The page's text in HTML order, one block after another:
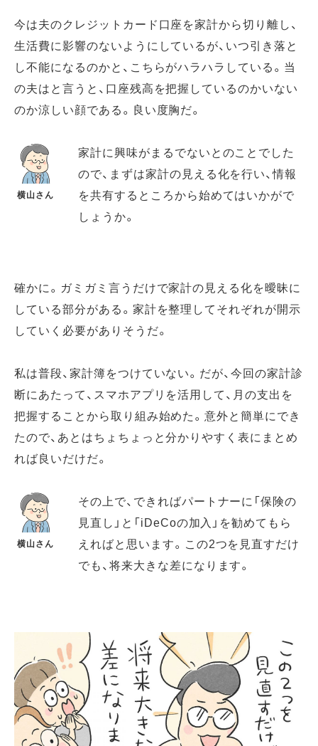
今は夫のクレジットカード口座を家計から切り離し、
生活費に影響のないようにしているが、いつ引き落と
し不能になるのかと、こちらがハラハラしている。当
の夫はと言うと、口座残高を把握しているのかいない
のか涼しい顔である。良い度胸だ。
横山さん
家計に興味がまるでないとのことでした
ので、まずは家計の見える化を行い、情報
を共有するところから始めてはいかがで
しょうか。
確かに。ガミガミ言うだけで家計の見える化を曖昧に
している部分がある。家計を整理してそれぞれが開示
していく必要がありそうだ。
私は普段、家計簿をつけていない。だが、今回の家計診
断にあたって、スマホアプリを活用して、月の支出を
把握することから取り組み始めた。意外と簡単にでき
たので、あとはちょちょっと分かりやすく表にまとめ
れば良いだけだ。
横山さん
その上で、できればパートナーに「保険の
見直し」と「iDeCoの加入」を勧めてもら
えればと思います。この2つを見直すだけ
でも、将来大きな差になります。